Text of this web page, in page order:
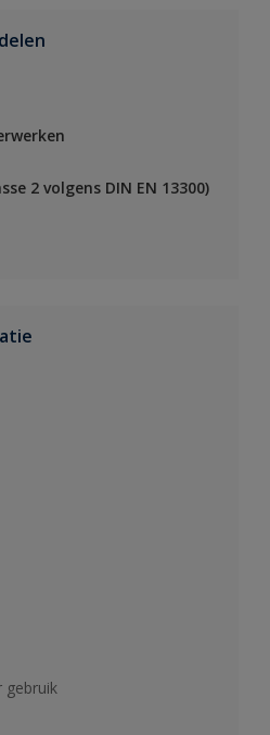
2 volgens DIN EN 13300)
gebruik